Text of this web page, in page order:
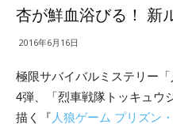
杏が鮮血浴びる！ 新
2016年6月16日
極限サバイバルミステリー
4弾、「烈車戦隊トッキュウ
描く『 人狼ゲーム プリズン